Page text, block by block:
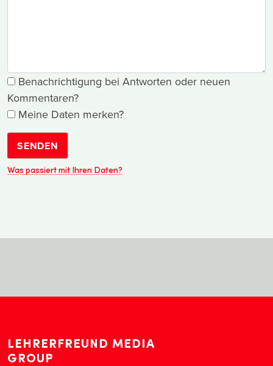
Benachrichtigung bei Antworten oder neuen
Kommentaren?
Meine Daten merken?
SENDEN
Was passiert mit Ihren Daten?
LEHRERFREUND MEDIA
GROUP